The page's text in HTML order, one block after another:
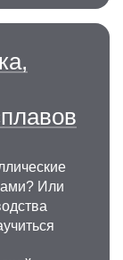
— 21.
Или